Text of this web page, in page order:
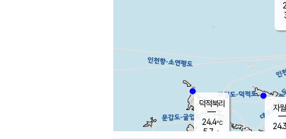
자
24.3
덕적북리
24.4℃
5.7 m/s